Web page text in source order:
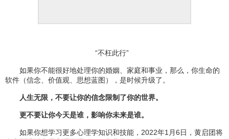
“不枉此行”
如果你不能很好地处理你的婚姻、家庭和事业，那么，你生命的
软件（信念、价值观、思想蓝图），是时候升级了。
人生无限，不要让你的信念限制了你的世界。
更不要让你今天是谁，影响你未来是谁。
如果你想学习更多心理学知识和技能，2022年1月6日，黄启团将